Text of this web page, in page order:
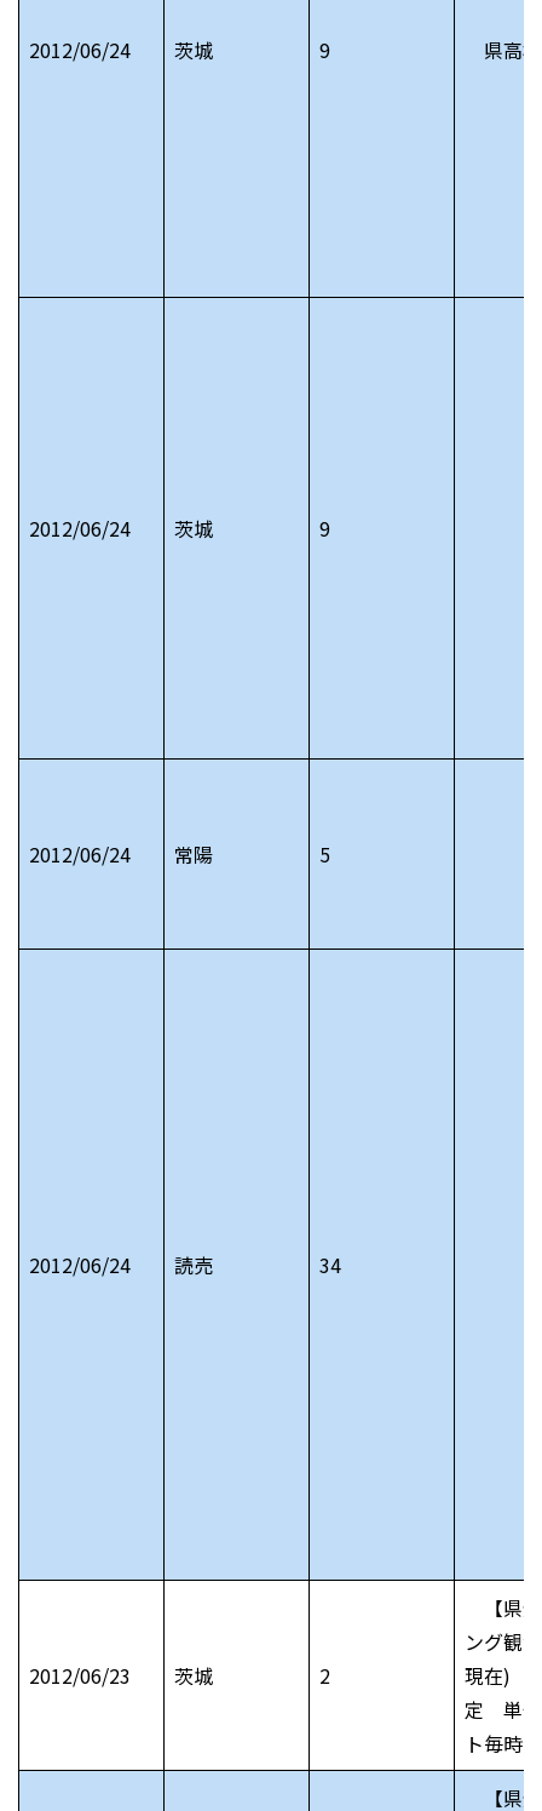
2012/06/24 茨城 9 県高
2012/06/24 茨城 9
2012/06/24 常陽 5
2012/06/24 読売 34
2012/06/23 茨城 2
【県
ング観
現在) ※
定 単位
ト毎時
【県